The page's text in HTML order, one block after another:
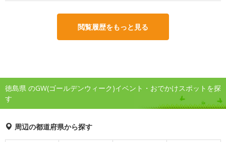
閲覧履歴をもっと見る
徳島県 のGW(ゴールデンウィーク)イベント・おでかけスポットを探
す
周辺の都道府県から探す